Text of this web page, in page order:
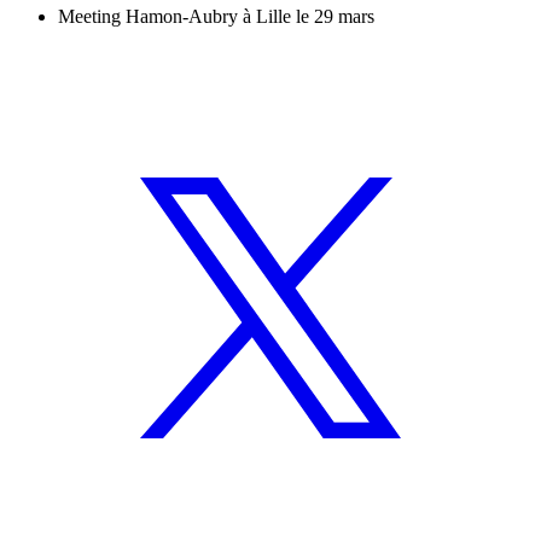
Meeting Hamon-Aubry à Lille le 29 mars